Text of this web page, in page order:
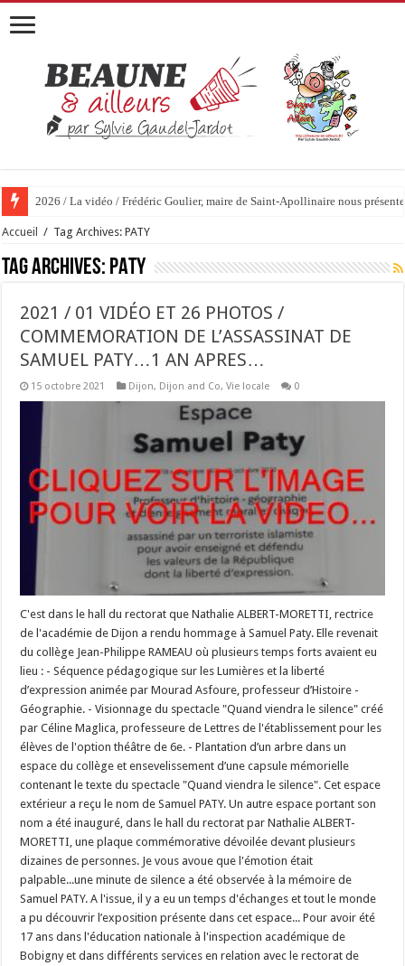
2026 / La vidéo / Frédéric Goulier, maire de Saint-Apollinaire nous
Accueil / Tag Archives: PATY
Tag Archives: PATY
2021 / 01 VIDÉO ET 26 PHOTOS /
COMMEMORATION DE L’ASSASSINAT DE
SAMUEL PATY…1 AN APRES…
15 octobre 2021 Dijon, Dijon and Co,Vie locale 0
C'est dans le hall du rectorat que Nathalie ALBERT-MORETTI, rectrice
de l'académie de Dijon a rendu hommage à Samuel Paty. Elle revenait
du collège Jean-Philippe RAMEAU où plusieurs temps forts avaient eu
lieu : - Séquence pédagogique sur les Lumières et la liberté
d’expression animée par Mourad Asfoure, professeur d’Histoire -
Géographie. - Visionnage du spectacle "Quand viendra le silence" créé
par Céline Maglica, professeure de Lettres de l'établissement pour les
élèves de l'option théâtre de 6e. - Plantation d’un arbre dans un
espace du collège et ensevelissement d’une capsule mémorielle
contenant le texte du spectacle "Quand viendra le silence". Cet espace
extérieur a reçu le nom de Samuel PATY. Un autre espace portant son
nom a été inauguré, dans le hall du rectorat par Nathalie ALBERT-
MORETTI, une plaque commémorative dévoilée devant plusieurs
dizaines de personnes. Je vous avoue que l'émotion était
palpable...une minute de silence a été observée à la mémoire de
Samuel PATY. A l'issue, il y a eu un temps d'échanges et tout le monde
a pu découvrir l’exposition présente dans cet espace... Pour avoir été
17 ans dans l'éducation nationale à l'inspection académique de
Bobigny et dans différents services en relation avec le rectorat de